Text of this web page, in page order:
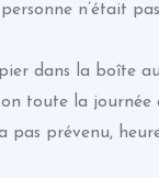
personne n’était
dans la boîte
toute la journée
pas prévenu,